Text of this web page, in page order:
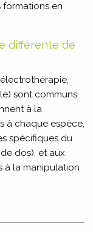
en
différente de
sont communs
à la
à chaque espèce,
spécifiques du
dos), et aux
à la manipulation